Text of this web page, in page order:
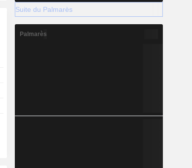
Suite du Palmarès
Palmarès